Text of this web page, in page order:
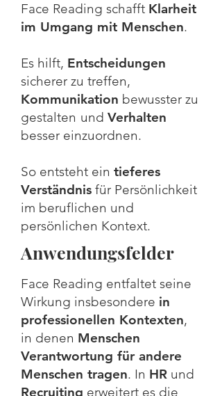
Face Reading schafft Klarheit
im Umgang mit Menschen.
Es hilft, Entscheidungen
sicherer zu treffen,
Kommunikation bewusster zu
gestalten und Verhalten
besser einzuordnen.
So entsteht ein tieferes
Verständnis für Persönlichkeit
im beruflichen und
persönlichen Kontext.
Anwendungsfelder
Face Reading entfaltet seine
Wirkung insbesondere in
professionellen Kontexten,
in denen Menschen
Verantwortung für andere
Menschen tragen. In HR und
Recruiting erweitert es die